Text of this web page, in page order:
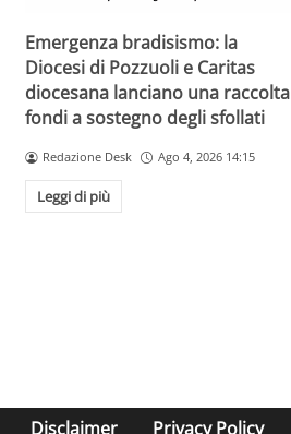
Emergenza bradisismo: la
Diocesi di Pozzuoli e Caritas
diocesana lanciano una raccolta
fondi a sostegno degli sfollati
Redazione Desk Ago 4, 2026 14:15
Leggi di più
Disclaimer Privacy Policy